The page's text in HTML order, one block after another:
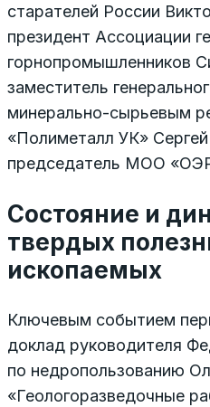
старателей России
президент Ассоциации
горнопромышленников
заместитель
минерально-сырьевым
«Полиметалл УК»
председатель МОО
Состояние и
твердых
ископаемых
Ключевым событием
доклад руководителя
по недропользованию
«Геологоразведочные